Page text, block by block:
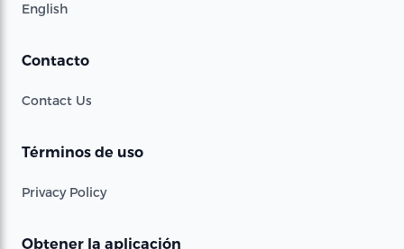
English
Contacto
Contact Us
Términos de uso
Privacy Policy
Obtener la aplicación